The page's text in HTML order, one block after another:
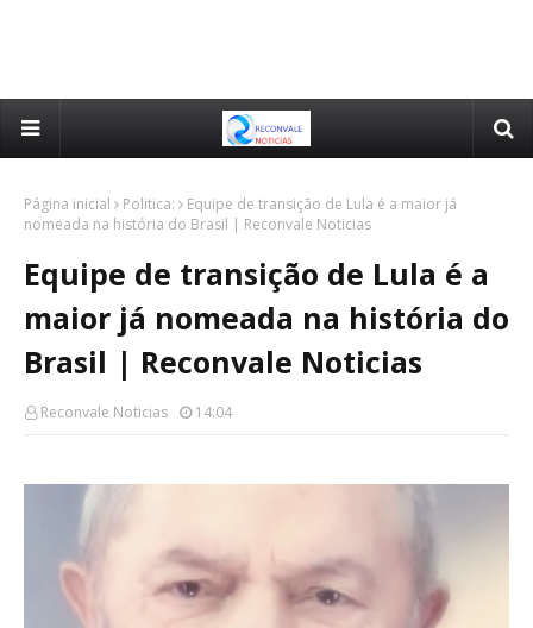
Página inicial Politica:
Equipe de transição de Lula é a maior já
nomeada na história do Brasil | Reconvale Noticias
Equipe de transição de Lula é a
maior já nomeada na história do
Brasil | Reconvale Noticias
Reconvale Noticias 14:04